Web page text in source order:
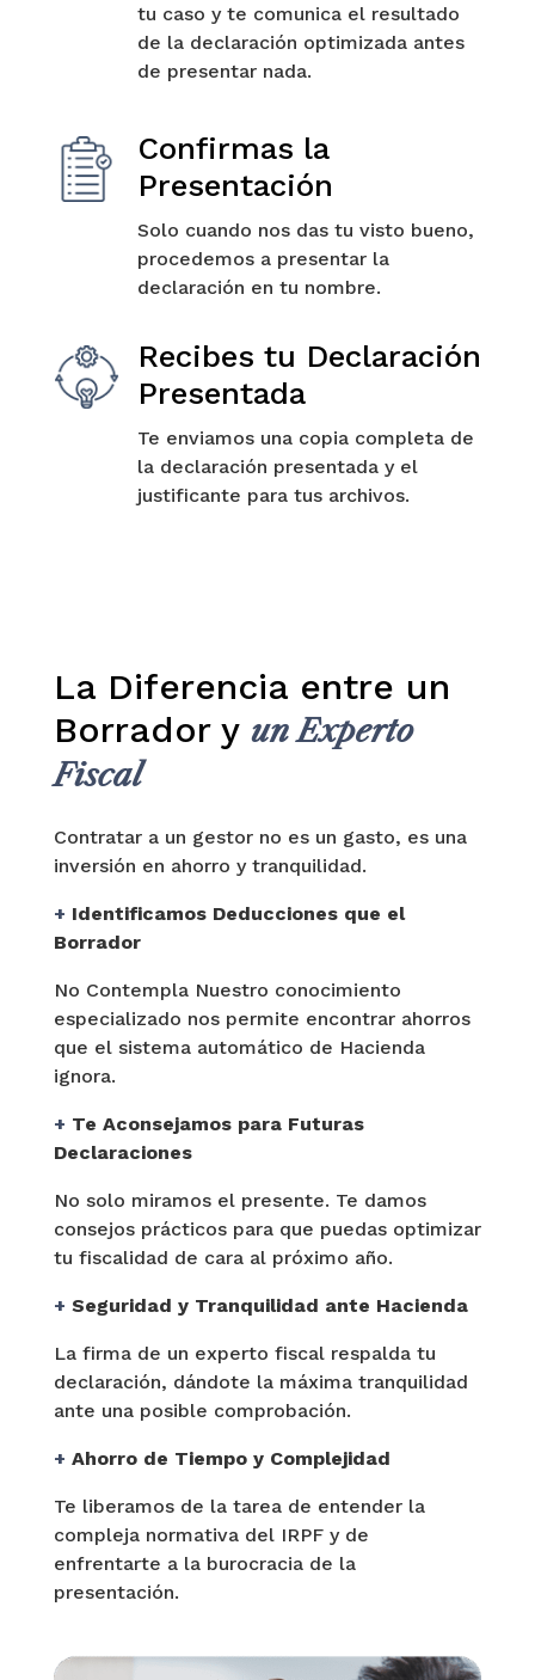
tu caso y te comunica el resultado
de la declaración optimizada antes
de presentar nada.
Confirmas la
Presentación
Solo cuando nos das tu visto bueno,
procedemos a presentar la
declaración en tu nombre.
Recibes tu Declaración
Presentada
Te enviamos una copia completa de
la declaración presentada y el
justificante para tus archivos.
La Diferencia entre un
Borrador y un Experto
Fiscal
Contratar a un gestor no es un gasto, es una
inversión en ahorro y tranquilidad.
+ Identificamos Deducciones que el
Borrador
No Contempla Nuestro conocimiento
especializado nos permite encontrar ahorros
que el sistema automático de Hacienda
ignora.
+ Te Aconsejamos para Futuras
Declaraciones
No solo miramos el presente. Te damos
consejos prácticos para que puedas optimizar
tu fiscalidad de cara al próximo año.
+ Seguridad y Tranquilidad ante Hacienda
La firma de un experto fiscal respalda tu
declaración, dándote la máxima tranquilidad
ante una posible comprobación.
+ Ahorro de Tiempo y Complejidad
Te liberamos de la tarea de entender la
compleja normativa del IRPF y de
enfrentarte a la burocracia de la
presentación.